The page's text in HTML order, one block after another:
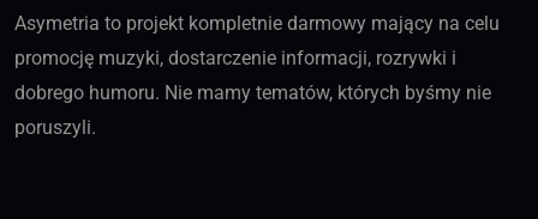
Asymetria to projekt kompletnie darmowy mający na celu
promocję muzyki, dostarczenie informacji, rozrywki i
dobrego humoru. Nie mamy tematów, których byśmy nie
poruszyli.